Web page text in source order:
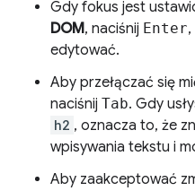
Gdy fokus jest
DOM, naciśnij Enter
edytować.
Aby przełączać się
naciśnij Tab. Gdy
h2 , oznacza to, że
wpisywania tekstu i
Aby zaakceptować